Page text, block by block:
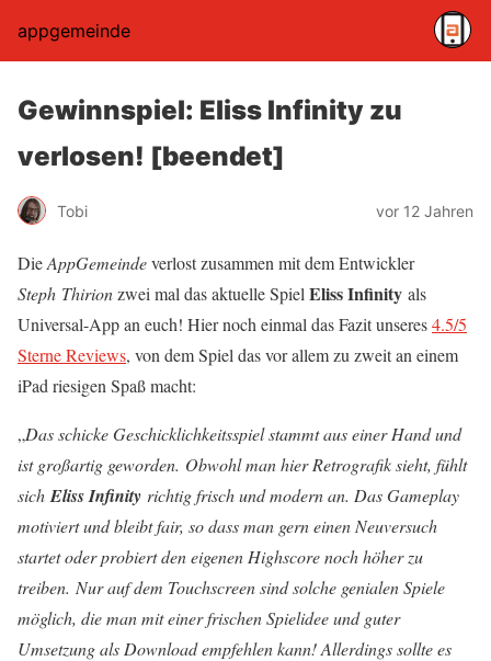
appgemeinde
Gewinnspiel: Eliss Infinity zu
verlosen! [beendet]
Tobi vor 12 Jahren
DieAppGemeindeverlost zusammen mit dem Entwickler
Steph Thirionzwei mal das aktuelle Spiel Eliss Infinity als
Universal-App an euch! Hier noch einmal das Fazit unseres4.5/5
Sterne Reviews, von dem Spiel das vor allem zu zweit an einem
iPad riesigen Spaß macht:
„Das schicke Geschicklichkeitsspiel stammt aus einer Hand und
ist großartig geworden. Obwohl man hier Retrografik sieht, fühlt
sich Eliss Infinity richtig frisch und modern an. Das Gameplay
motiviert und bleibt fair, so dass man gern einen Neuversuch
startet oder probiert den eigenen Highscore noch höher zu
treiben. Nur auf dem Touchscreen sind solche genialen Spiele
möglich, die man mit einer frischen Spielidee und guter
Umsetzung als Download empfehlen kann! Allerdings sollte es